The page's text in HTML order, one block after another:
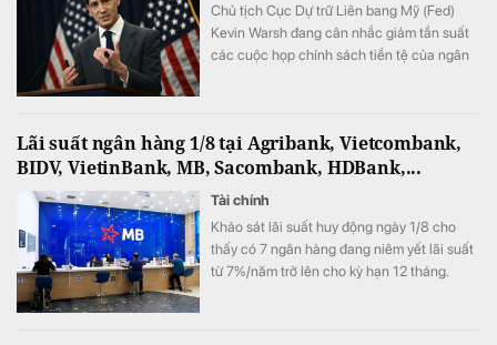
Chủ tịch Cục Dự trữ Liên bang Mỹ (Fed)
Kevin Warsh đang cân nhắc giảm tần suất
các cuộc họp chính sách tiền tệ của ngân
Lãi suất ngân hàng 1/8 tại Agribank, Vietcombank,
BIDV, VietinBank, MB, Sacombank, HDBank,...
Tài chính
Khảo sát lãi suất huy động ngày 1/8 cho
thấy có 7 ngân hàng đang niêm yết lãi suất
từ 7%/năm trở lên cho kỳ hạn 12 tháng.